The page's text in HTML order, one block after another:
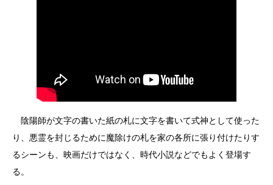
陰陽師が文字の書いた紙の札に文字を書いて式神として使った
り、悪霊を封じるために魔除けの札を家の各所に張り付けたりす
るシーンも、映画だけではなく、時代小説などでもよく登場す
る。